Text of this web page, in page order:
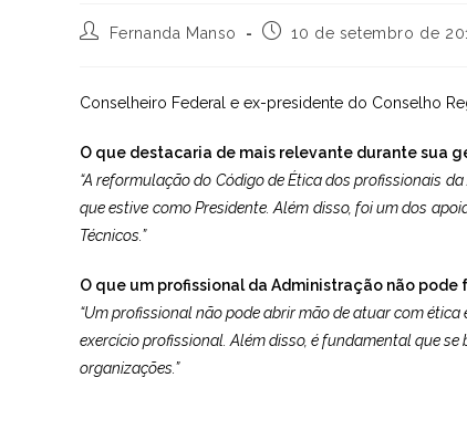
AutorFernanda Manso
Post10 de setembro de
Conselheiro Federal e ex-presidente do Conselho
O que destacaria de mais relevante durante sua
“A reformulação do Código de Ética dos profissionais
que estive como Presidente. Além disso, foi um dos
Técnicos.”
O que um profissional da Administração não pode
“Um profissional não pode abrir mão de atuar com
exercício profissional. Além disso, é fundamental que
organizações.”